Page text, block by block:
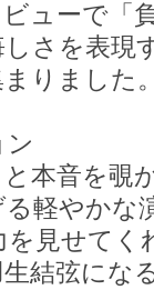
ューで「
さを表現
りました
ン
本音を覗
軽やかな
見せてく
生結弦に